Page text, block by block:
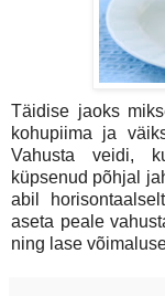
Täidise jaoks
kohupiima ja
Vahusta veidi,
küpsenud põhjal
abil
aseta peale
ning lase